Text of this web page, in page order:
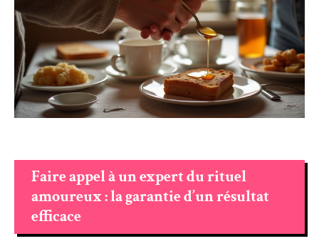
Faire appel à un expert du rituel
amoureux : la garantie d’un résultat
efficace